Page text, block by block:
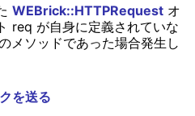
WEBrick::HTTPRequestオ
req が自身に定義されていな
メソッドであった場合発生し
を送る